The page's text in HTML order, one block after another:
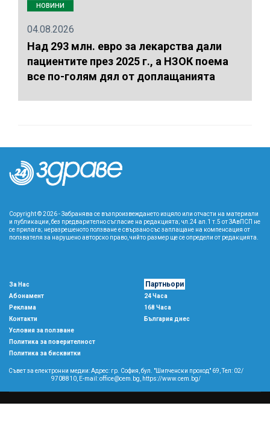
НОВИНИ
04.08.2026
Над 293 млн. евро за лекарства дали
пациентите през 2025 г., а НЗОК поема
все по-голям дял от доплащанията
Copyright © 2026 - Забранява се възпроизвеждането изцяло или отчасти на материали
и публикации, без предварително съгласие на редакцията; чл.24 ал.1 т.5 от ЗАвПСП не
се прилага; неразрешеното ползване е свързано със заплащане на компенсация от
ползвателя за нарушено авторско право, чийто размер ще се определи от редакцията.
За Нас
Абонамент
Реклама
Контакти
Условия за ползване
Политика за поверителност
Политика за бисквитки
Партньори
24 Часа
168 Часа
България днес
Съвет за електронни медии: Адрес: гр. София, бул. "Шипченски проход" 69, Тел: 02/
9708810, E-mail:office@cem.bg, https://www.cem.bg/